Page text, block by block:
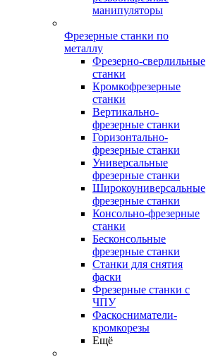
манипуляторы
Фрезерные станки по
металлу
Фрезерно-сверлильные
станки
Кромкофрезерные
станки
Вертикально-
фрезерные станки
Горизонтально-
фрезерные станки
Универсальные
фрезерные станки
Широкоуниверсальные
фрезерные станки
Консольно-фрезерные
станки
Бесконсольные
фрезерные станки
Станки для снятия
фаски
Фрезерные станки с
ЧПУ
Фаскосниматели-
кромкорезы
Ещё